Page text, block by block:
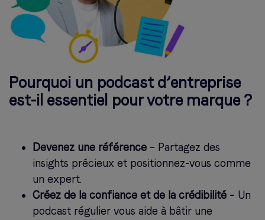
Pourquoi un podcast d’entreprise
est-il essentiel pour votre marque ?
Devenez une référence – Partagez des
insights précieux et positionnez-vous comme
un expert.
Créez de la confiance et de la crédibilité – Un
podcast régulier vous aide à bâtir une